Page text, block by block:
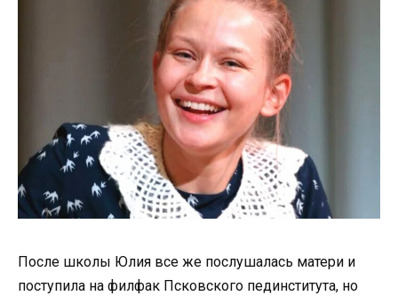
После школы Юлия все же послушалась матери и
поступила на филфак Псковского пединститута, но